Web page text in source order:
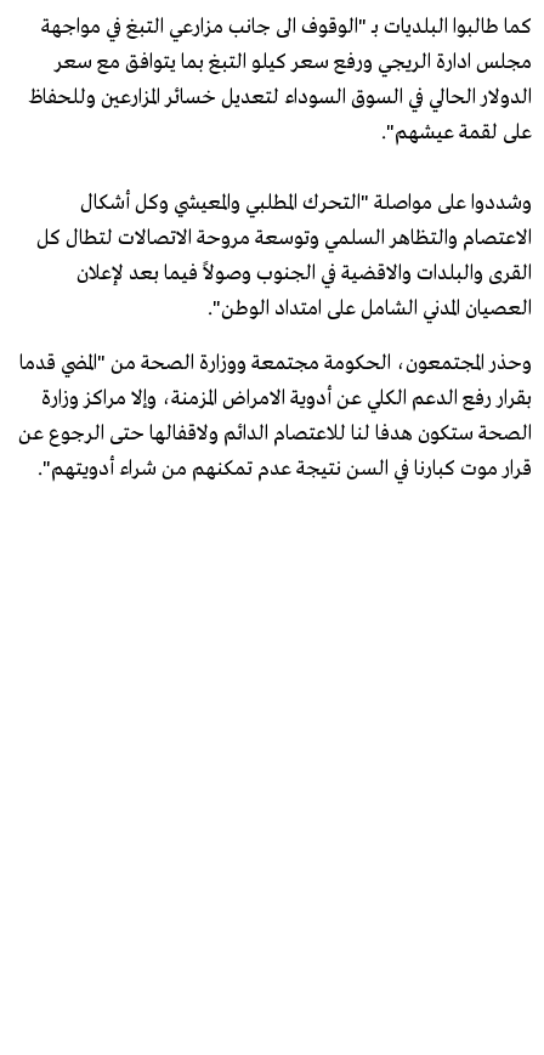
كما طالبوا البلديات بـ "الوقوف الى جانب مزارعي التبغ في مواجهة
مجلس ادارة الريجي ورفع سعر كيلو التبغ بما يتوافق مع سعر
الدولار الحالي في السوق السوداء لتعديل خسائر المزارعين وللحفاظ
على لقمة عيشهم".
وشددوا على مواصلة "التحرك المطلبي والمعيشي وكل أشكال
الاعتصام والتظاهر السلمي وتوسعة مروحة الاتصالات لتطال كل
القرى والبلدات والاقضية في الجنوب وصولاً فيما بعد لإعلان
العصيان المدني الشامل على امتداد الوطن".
وحذر المجتمعون، الحكومة مجتمعة ووزارة الصحة من "المضي قدما
بقرار رفع الدعم الكلي عن أدوية الامراض المزمنة، وإلا مراكز وزارة
الصحة ستكون هدفا لنا للاعتصام الدائم ولاقفالها حتى الرجوع عن
قرار موت كبارنا في السن نتيجة عدم تمكنهم من شراء أدويتهم".